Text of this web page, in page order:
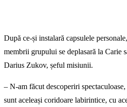
După ce-și instalară capsulele
membrii grupului se deplasară la Carie
Darius Zukov, șeful misiunii.
– N-am făcut descoperiri
sunt aceleași coridoare labirintice, cu